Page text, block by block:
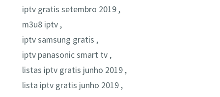
iptv gratis setembro 2019 ,
m3u8 iptv ,
iptv samsung gratis ,
iptv panasonic smart tv ,
listas iptv gratis junho 2019 ,
lista iptv gratis junho 2019 ,